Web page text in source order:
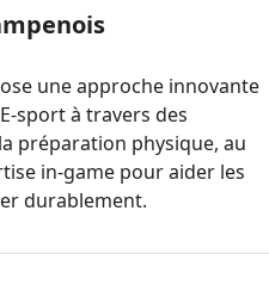
une approche innovante
sport à travers des
préparation physique, au
in-game pour aider les
durablement.